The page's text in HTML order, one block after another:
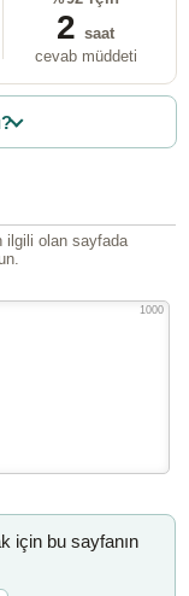
2 saat
cevab müddeti
ilgili olan sayfada
1000
için bu sayfanın